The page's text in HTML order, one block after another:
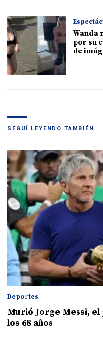
Wanda
por su
de
SEGUÍ LEYENDO TAMBIÉN
Deportes
Murió Jorge Messi, el
los 68 años